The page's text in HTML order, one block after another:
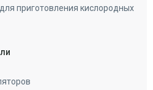
приготовления кислородных